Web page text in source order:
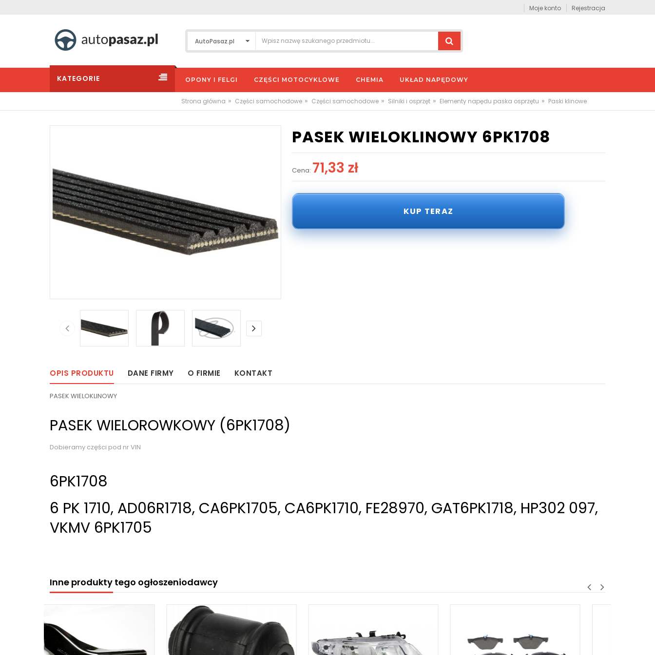
Moje konto Rejestracja
KATEGORIE OPONY I FELGI CZĘŚCI MOTOCYKLOWE CHEMIA UKŁAD NAPĘDOWY
Strona główna » Części samochodowe » Części samochodowe » Silniki i osprzęt » Elementy napędu paska osprzętu » Paski klinowe
PASEK WIELOKLINOWY 6PK1708
Cena: 71,33 zł
KUP TERAZ
OPIS PRODUKTU DANE FIRMY O FIRMIE KONTAKT
PASEK WIELOKLINOWY
PASEK WIELOROWKOWY (6PK1708)
Dobieramy części pod nr VIN
6PK1708
6 PK 1710, AD06R1718, CA6PK1705, CA6PK1710, FE28970, GAT6PK1718, HP302 097,
VKMV 6PK1705
Inne produkty tego ogłoszeniodawcy